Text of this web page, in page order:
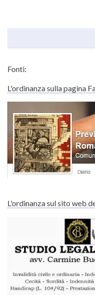
Fonti:
L'ordinanza sulla pagina
L'ordinanza sul sito web